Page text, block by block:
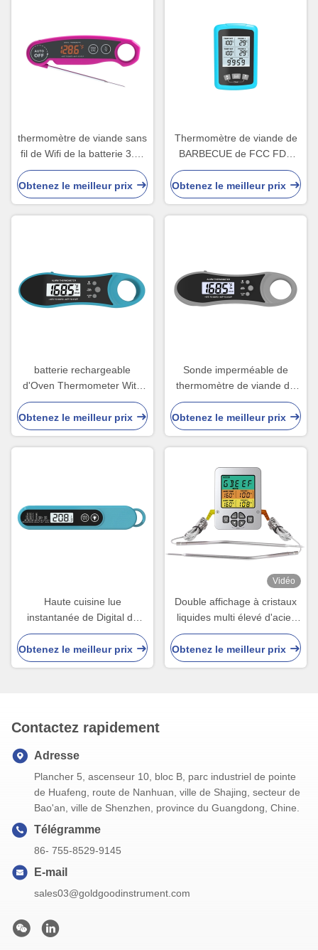
thermomètre de viande sans
fil de Wifi de la batterie 3.7v
imperméable avec
l'affichage à LED
Obtenez le meilleur prix
Thermomètre de viande de
BARBECUE de FCC FDA
ISO9001 Digital de RoHS de
la CE avec le support arrière
Obtenez le meilleur prix
batterie rechargeable
d'Oven Thermometer With
3.7V de BARBECUE de
Digital de sonde de 120mm
Obtenez le meilleur prix
Sonde imperméable de
thermomètre de viande du
BARBECUE IP67 double
pour la nourriture de cuisine
Obtenez le meilleur prix
Haute cuisine lue
instantanée de Digital de
thermomètre de nourriture
d'Accurancy 2-4s
Obtenez le meilleur prix
Vidéo
Double affichage à cristaux
liquides multi élevé d'acier
inoxydable de la sonde 304
de thermomètre de viande
de BARBECUE de Temp
Obtenez le meilleur prix
Contactez rapidement
Adresse
Plancher 5, ascenseur 10, bloc B, parc industriel de pointe
de Huafeng, route de Nanhuan, ville de Shajing, secteur de
Bao'an, ville de Shenzhen, province du Guangdong, Chine.
Télégramme
86- 755-8529-9145
E-mail
sales03@goldgoodinstrument.com